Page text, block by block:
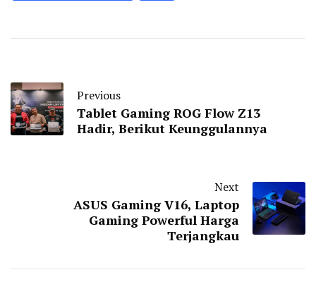
Previous
Tablet Gaming ROG Flow Z13
Hadir, Berikut Keunggulannya
Next
ASUS Gaming V16, Laptop
Gaming Powerful Harga
Terjangkau